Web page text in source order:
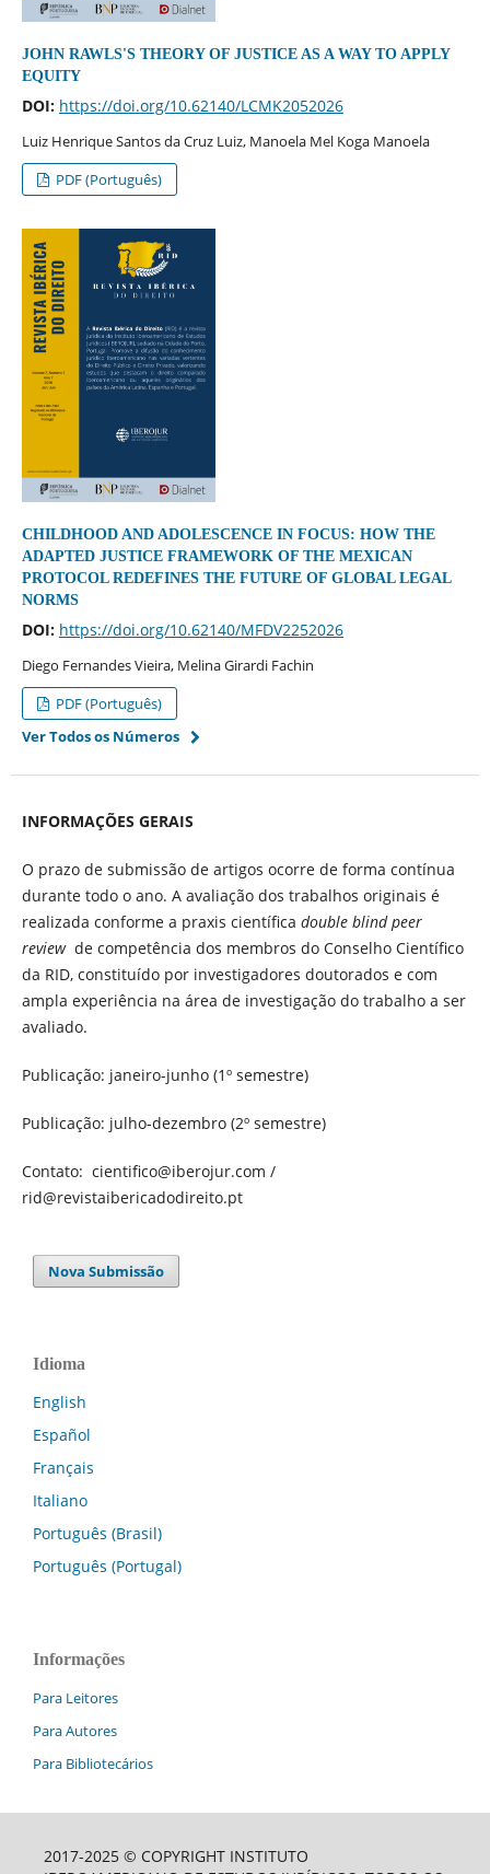
JOHN RAWLS'S THEORY OF JUSTICE AS A WAY TO APPLY
EQUITY
DOI: https://doi.org/10.62140/LCMK2052026
Luiz Henrique Santos da Cruz Luiz, Manoela Mel Koga Manoela
PDF (Português)
CHILDHOOD AND ADOLESCENCE IN FOCUS: HOW THE
ADAPTED JUSTICE FRAMEWORK OF THE MEXICAN
PROTOCOL REDEFINES THE FUTURE OF GLOBAL LEGAL
NORMS
DOI: https://doi.org/10.62140/MFDV2252026
Diego Fernandes Vieira, Melina Girardi Fachin
PDF (Português)
Ver Todos os Números
INFORMAÇÕES GERAIS
O prazo de submissão de artigos ocorre de forma contínua
durante todo o ano. A avaliação dos trabalhos originais é
realizada conforme a praxis científica double blind peer
reviewde competência dos membros do Conselho Científico
da RID, constituído por investigadores doutorados e com
ampla experiência na área de investigação do trabalho a ser
avaliado.
Publicação: janeiro-junho (1º semestre)
Publicação: julho-dezembro (2º semestre)
Contato: cientifico@iberojur.com /
rid@revistaibericadodireito.pt
Nova Submissão
Idioma
English
Español
Français
Italiano
Português (Brasil)
Português (Portugal)
Informações
Para Leitores
Para Autores
Para Bibliotecários
2017-2025 © COPYRIGHT INSTITUTO